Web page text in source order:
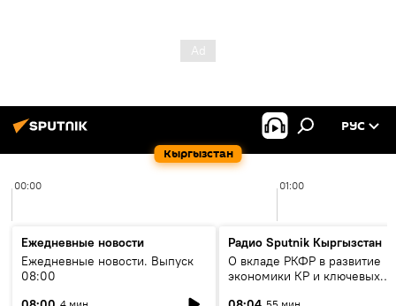
Кыргызстан
РУС
00:00 01:00
Ежедневные новости
Ежедневные новости. Выпуск
08:00
Радио Sputnik Кыргызстан
О вкладе РКФР в развитие
экономики КР и ключевых